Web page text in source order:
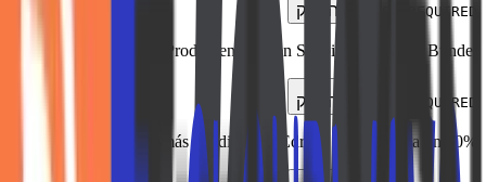
NOT REQUIRED העתק
Topseller von Edraw Produkten. Sparen Sie bis zu 60% bei Bündel!
NOT REQUIRED העתק
Los productos más vendidos de Edraw. Ahorra hasta un 60%